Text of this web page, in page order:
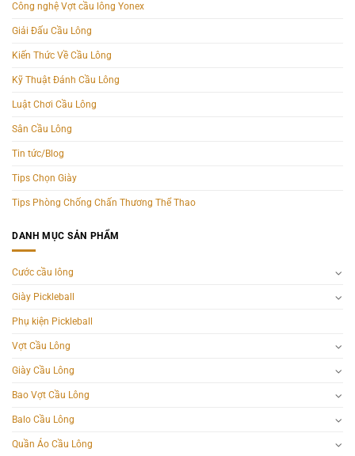
Công nghệ Vợt cầu lông Yonex
Giải Đấu Cầu Lông
Kiến Thức Về Cầu Lông
Kỹ Thuật Đánh Cầu Lông
Luật Chơi Cầu Lông
Sân Cầu Lông
Tin tức/Blog
Tips Chọn Giày
Tips Phòng Chống Chấn Thương Thể Thao
DANH MỤC SẢN PHẨM
Cước cầu lông
Giày Pickleball
Phụ kiện Pickleball
Vợt Cầu Lông
Giày Cầu Lông
Bao Vợt Cầu Lông
Balo Cầu Lông
Quần Áo Cầu Lông